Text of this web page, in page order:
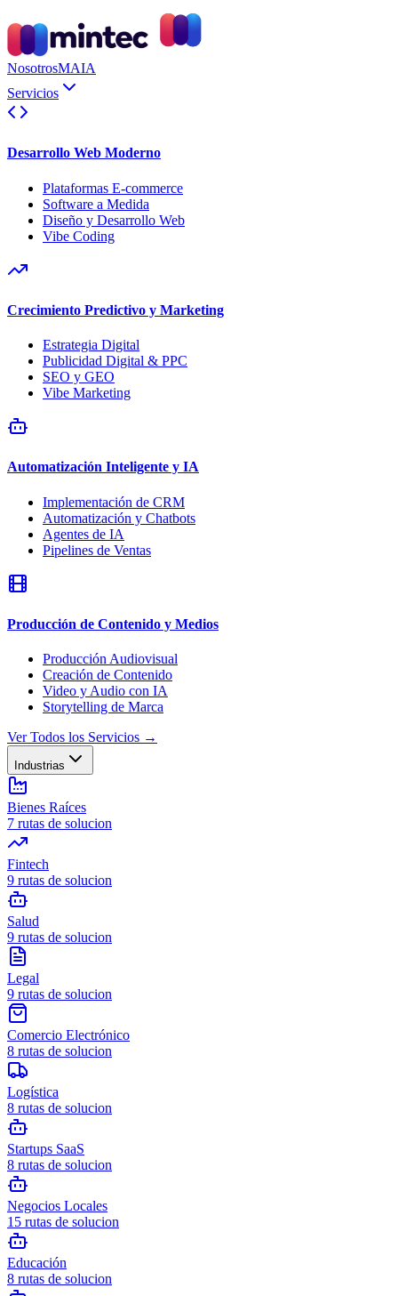
NosotrosMAIA
Servicios
Desarrollo Web Moderno
Plataformas E-commerce
Software a Medida
Diseño y Desarrollo Web
Vibe Coding
Crecimiento Predictivo y Marketing
Estrategia Digital
Publicidad Digital & PPC
SEO y GEO
Vibe Marketing
Automatización Inteligente y IA
Implementación de CRM
Automatización y Chatbots
Agentes de IA
Pipelines de Ventas
Producción de Contenido y Medios
Producción Audiovisual
Creación de Contenido
Video y Audio con IA
Storytelling de Marca
Ver Todos los Servicios →
Industrias
Bienes Raíces
7 rutas de solucion
Fintech
9 rutas de solucion
Salud
9 rutas de solucion
Legal
9 rutas de solucion
Comercio Electrónico
8 rutas de solucion
Logística
8 rutas de solucion
Startups SaaS
8 rutas de solucion
Negocios Locales
15 rutas de solucion
Educación
8 rutas de solucion